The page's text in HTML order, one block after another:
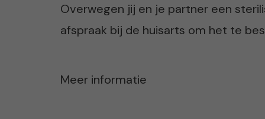
Overwegen jij en je partner een
afspraak bij de huisarts om het te
Meer informatie